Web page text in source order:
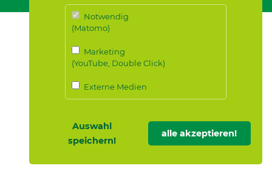
Notwendig
(Matomo)
Marketing
(YouTube, Double Click)
Externe Medien
Auswahl
speichern!
alle akzeptieren!